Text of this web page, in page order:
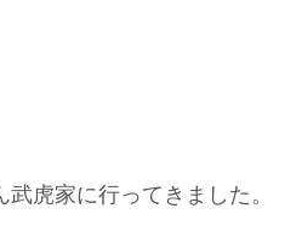
虎家に行ってきました。